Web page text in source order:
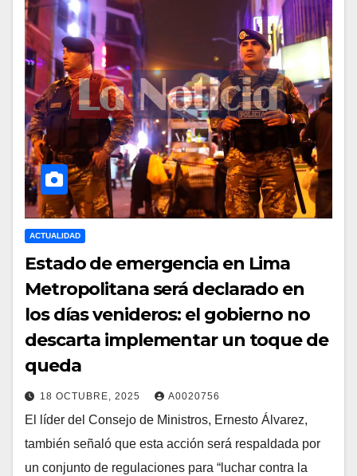
ACTUALIDAD
Estado de emergencia en Lima
Metropolitana será declarado en
los días venideros: el gobierno no
descarta implementar un toque de
queda
18 OCTUBRE, 2025 A0020756
El líder del Consejo de Ministros, Ernesto Álvarez,
también señaló que esta acción será respaldada por
un conjunto de regulaciones para “luchar contra la